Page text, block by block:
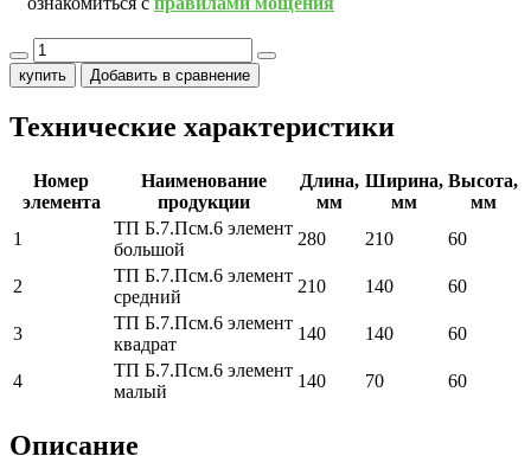
купить Добавить в сравнение
Технические характеристики
Номер
элемента
Наименование
продукции
Длина,
мм
Ширина,
мм
Высота,
мм
1
ТП Б.7.Псм.6 элемент
большой
280 210 60
2
ТП Б.7.Псм.6 элемент
средний
210 140 60
3
ТП Б.7.Псм.6 элемент
квадрат
140 140 60
4
ТП Б.7.Псм.6 элемент
малый
140 70 60
Описание